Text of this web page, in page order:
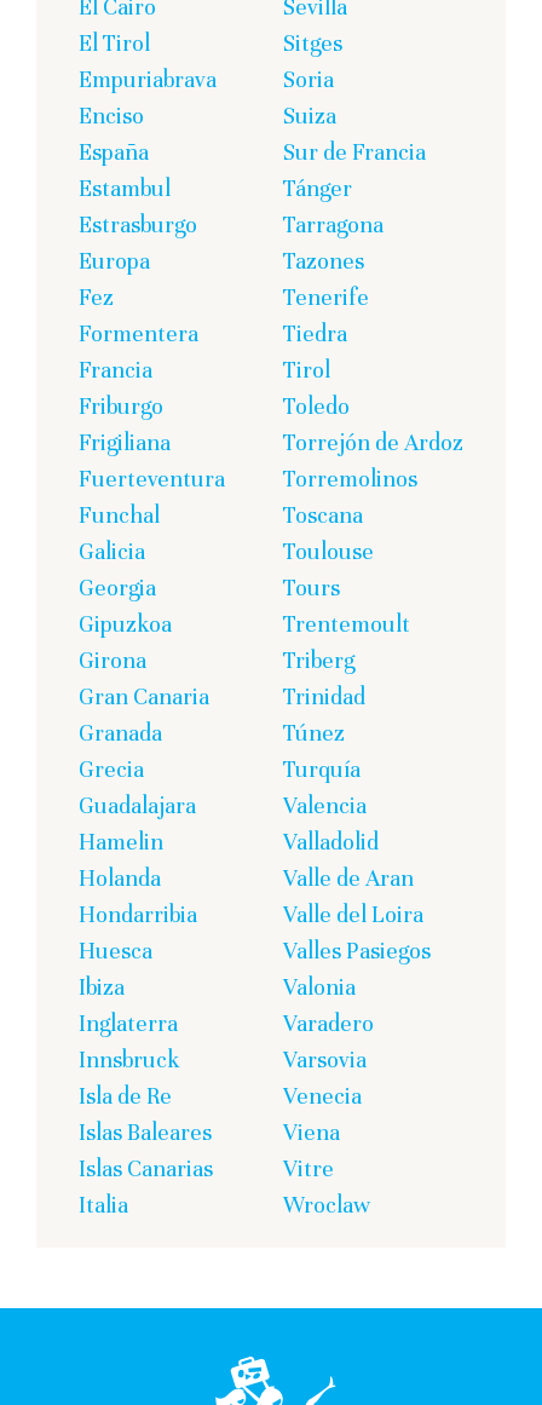
El Cairo
El Tirol
Empuriabrava
Enciso
España
Estambul
Estrasburgo
Europa
Fez
Formentera
Francia
Friburgo
Frigiliana
Fuerteventura
Funchal
Galicia
Georgia
Gipuzkoa
Girona
Gran Canaria
Granada
Grecia
Guadalajara
Hamelin
Holanda
Hondarribia
Huesca
Ibiza
Inglaterra
Innsbruck
Isla de Re
Islas Baleares
Islas Canarias
Italia
Sevilla
Sitges
Soria
Suiza
Sur de Francia
Tánger
Tarragona
Tazones
Tenerife
Tiedra
Tirol
Toledo
Torrejón de Ardoz
Torremolinos
Toscana
Toulouse
Tours
Trentemoult
Triberg
Trinidad
Túnez
Turquía
Valencia
Valladolid
Valle de Aran
Valle del Loira
Valles Pasiegos
Valonia
Varadero
Varsovia
Venecia
Viena
Vitre
Wroclaw